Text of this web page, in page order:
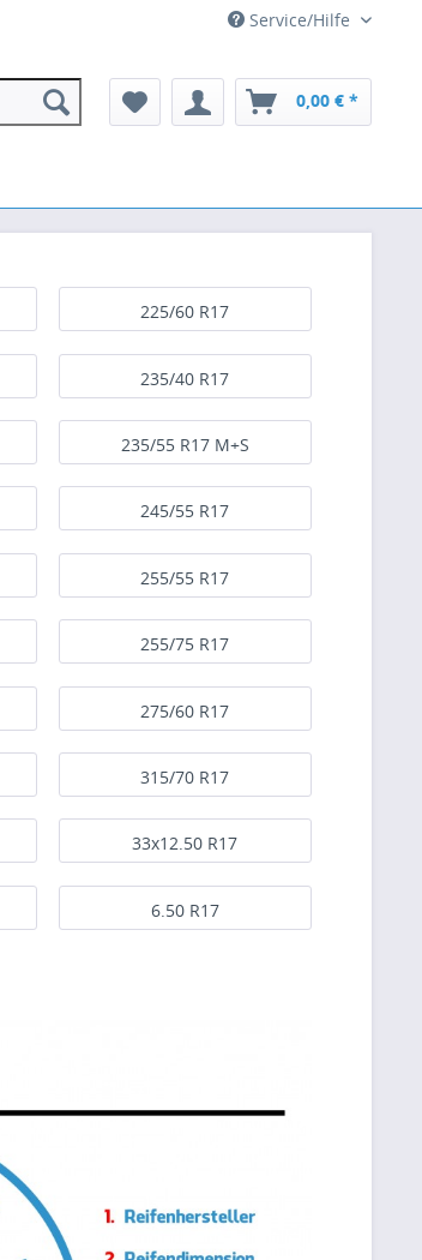
Service/Hilfe
0,00 € *
225/60 R17
235/40 R17
235/55 R17 M+S
245/55 R17
255/55 R17
255/75 R17
275/60 R17
315/70 R17
33x12.50 R17
6.50 R17